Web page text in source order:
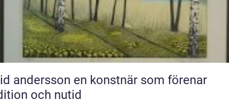
en konstnär som förenar
och nutid